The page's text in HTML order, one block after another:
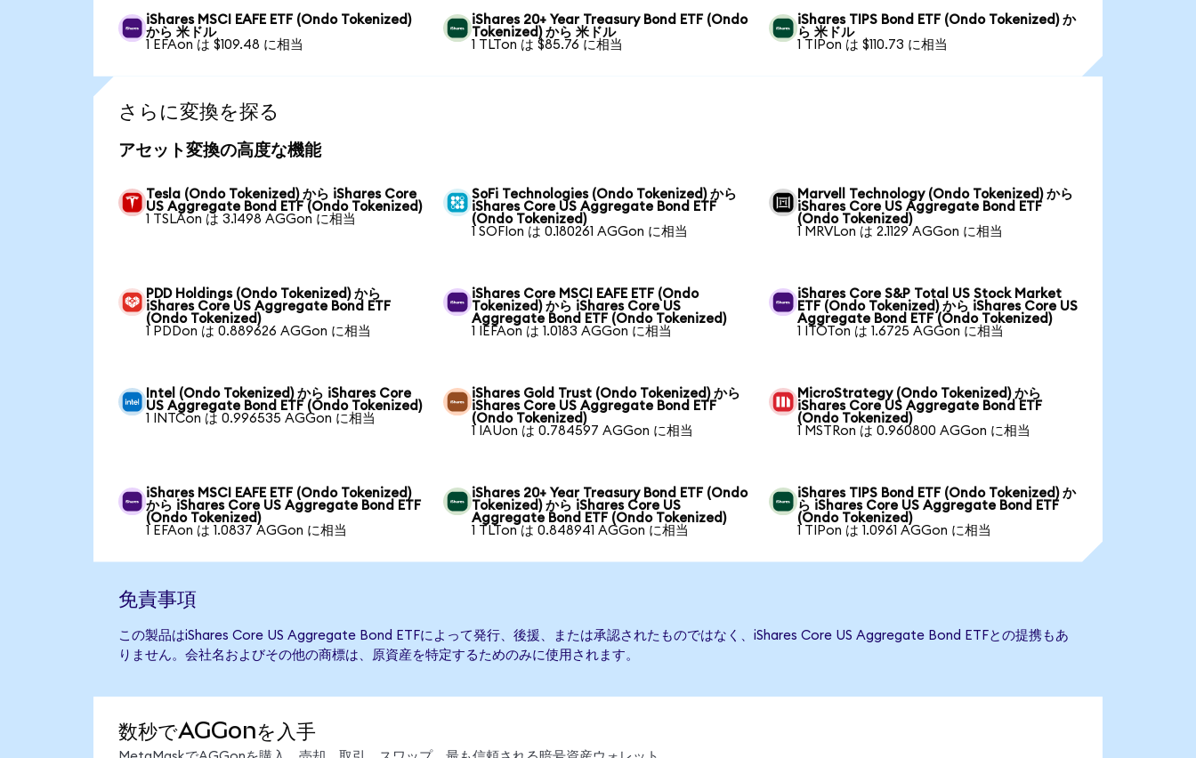
iShares MSCI EAFE ETF (Ondo Tokenized)
から 米ドル
1 EFAon は $109.48 に相当
iShares 20+ Year Treasury Bond ETF (Ondo
Tokenized) から 米ドル
1 TLTon は $85.76 に相当
iShares TIPS Bond ETF (Ondo Tokenized) か
ら 米ドル
1 TIPon は $110.73 に相当
さらに変換を探る
アセット変換の高度な機能
Tesla (Ondo Tokenized) から iShares Core
US Aggregate Bond ETF (Ondo Tokenized)
1 TSLAon は 3.1498 AGGon に相当
SoFi Technologies (Ondo Tokenized) から
iShares Core US Aggregate Bond ETF
(Ondo Tokenized)
1 SOFIon は 0.180261 AGGon に相当
Marvell Technology (Ondo Tokenized) から
iShares Core US Aggregate Bond ETF
(Ondo Tokenized)
1 MRVLon は 2.1129 AGGon に相当
PDD Holdings (Ondo Tokenized) から
iShares Core US Aggregate Bond ETF
(Ondo Tokenized)
1 PDDon は 0.889626 AGGon に相当
iShares Core MSCI EAFE ETF (Ondo
Tokenized) から iShares Core US
Aggregate Bond ETF (Ondo Tokenized)
1 IEFAon は 1.0183 AGGon に相当
iShares Core S&P Total US Stock Market
ETF (Ondo Tokenized) から iShares Core US
Aggregate Bond ETF (Ondo Tokenized)
1 ITOTon は 1.6725 AGGon に相当
Intel (Ondo Tokenized) から iShares Core
US Aggregate Bond ETF (Ondo Tokenized)
1 INTCon は 0.996535 AGGon に相当
iShares Gold Trust (Ondo Tokenized) から
iShares Core US Aggregate Bond ETF
(Ondo Tokenized)
1 IAUon は 0.784597 AGGon に相当
MicroStrategy (Ondo Tokenized) から
iShares Core US Aggregate Bond ETF
(Ondo Tokenized)
1 MSTRon は 0.960800 AGGon に相当
iShares MSCI EAFE ETF (Ondo Tokenized)
から iShares Core US Aggregate Bond ETF
(Ondo Tokenized)
1 EFAon は 1.0837 AGGon に相当
iShares 20+ Year Treasury Bond ETF (Ondo
Tokenized) から iShares Core US
Aggregate Bond ETF (Ondo Tokenized)
1 TLTon は 0.848941 AGGon に相当
iShares TIPS Bond ETF (Ondo Tokenized) か
ら iShares Core US Aggregate Bond ETF
(Ondo Tokenized)
1 TIPon は 1.0961 AGGon に相当
免責事項
この製品はiShares Core US Aggregate Bond ETFによって発行、後援、または承認されたものではなく、iShares Core US Aggregate Bond ETFとの提携もあ
りません。会社名およびその他の商標は、原資産を特定するためのみに使用されます。
数秒でAGGonを入手